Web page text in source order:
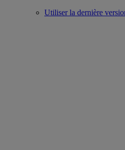
Utiliser la dernière